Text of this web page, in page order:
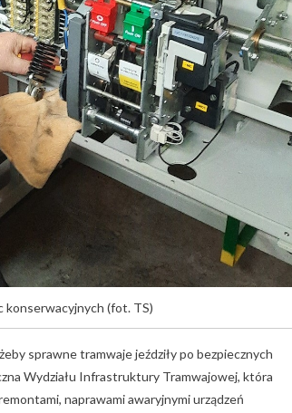
konserwacyjnych (fot. TS)
sprawne tramwaje jeździły po bezpiecznych
Wydziału Infrastruktury Tramwajowej, która
naprawami awaryjnymi urządzeń